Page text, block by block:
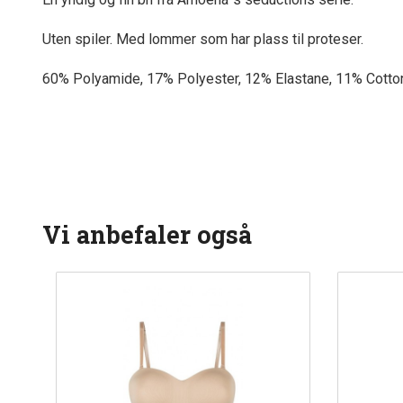
Uten spiler. Med lommer som har plass til proteser.
60% Polyamide, 17% Polyester, 12% Elastane, 11%
Vi anbefaler også